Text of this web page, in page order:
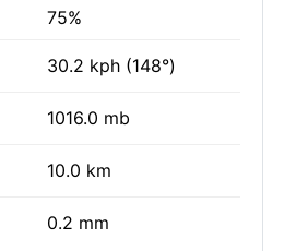
75%
30.2 kph (148°)
1016.0 mb
10.0 km
0.2 mm